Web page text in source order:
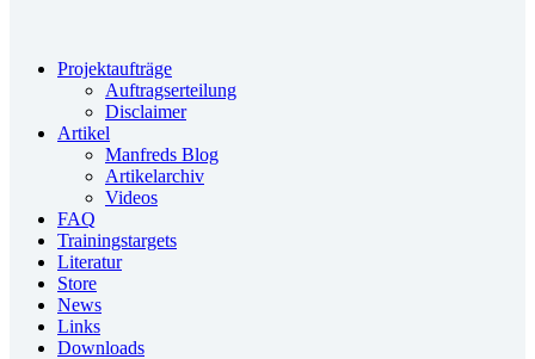
Projektaufträge
Auftragserteilung
Disclaimer
Artikel
Manfreds Blog
Artikelarchiv
Videos
FAQ
Trainingstargets
Literatur
Store
News
Links
Downloads